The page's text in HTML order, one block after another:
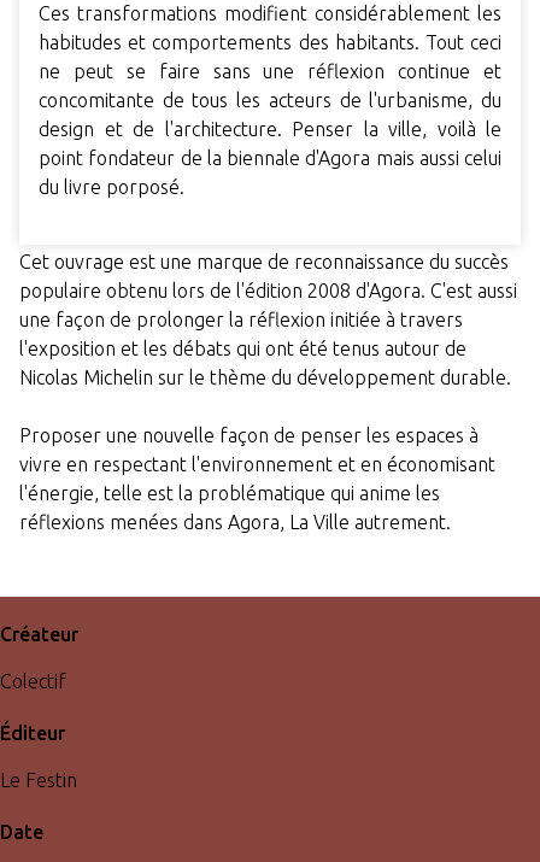
Ces transformations modifient considérablement les
habitudes et comportements des habitants. Tout ceci
ne peut se faire sans une réflexion continue et
concomitante de tous les acteurs de l'urbanisme, du
design et de l'architecture. Penser la ville, voilà le
point fondateur de la biennale d'Agora mais aussi celui
du livre porposé.
Cet ouvrage est une marque de reconnaissance du succès
populaire obtenu lors de l'édition 2008 d'Agora. C'est aussi
une façon de prolonger la réflexion initiée à travers
l'exposition et les débats qui ont été tenus autour de
Nicolas Michelin sur le thème du développement durable.
Proposer une nouvelle façon de penser les espaces à
vivre en respectant l'environnement et en économisant
l'énergie, telle est la problématique qui anime les
réflexions menées dans Agora, La Ville autrement.
Créateur
Colectif
Éditeur
Le Festin
Date